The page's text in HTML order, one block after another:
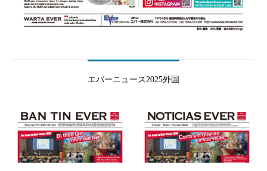
エバーニュース2025外国